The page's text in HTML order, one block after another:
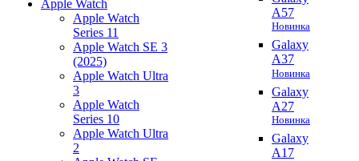
Apple Watch
Apple Watch
Series 11
Apple Watch SE 3
(2025)
Apple Watch Ultra
3
Apple Watch
Series 10
Apple Watch Ultra
2
A57
Новинка
Galaxy
A37
Новинка
Galaxy
A27
Новинка
Galaxy
A17